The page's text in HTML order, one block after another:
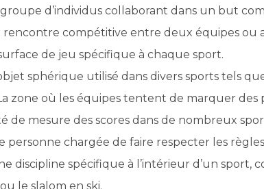
d’individus collaborant dans un but
rencontre compétitive entre deux équipes ou
de jeu spécifique à chaque sport.
sphérique utilisé dans divers sports tels
zone où les équipes tentent de marquer des
de mesure des scores dans de nombreux
personne chargée de faire respecter les
discipline spécifique à l’intérieur d’un sport,
le slalom en ski.